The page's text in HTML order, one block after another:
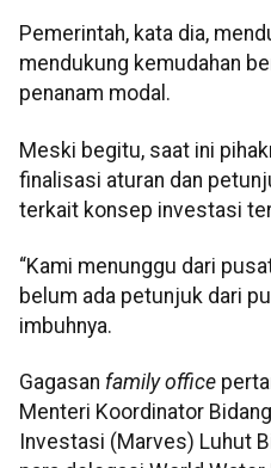
Pemerintah, kata dia,
mendukung kemudahan
penanam modal.
Meski begitu, saat ini
finalisasi aturan dan
terkait konsep investasi
“Kami menunggu dari
belum ada petunjuk dari
imbuhnya.
Gagasan family office
Menteri Koordinator
Investasi (Marves) Luhut